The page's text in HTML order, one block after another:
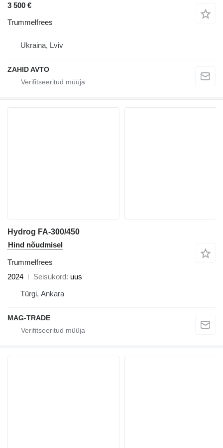
3 500 €
Trummelfrees
Ukraina, Lviv
ZAHID AVTO
Hydrog FA-300/450
Hind nõudmisel
Trummelfrees
2024
Seisukord uus
Türgi, Ankara
MAG-TRADE